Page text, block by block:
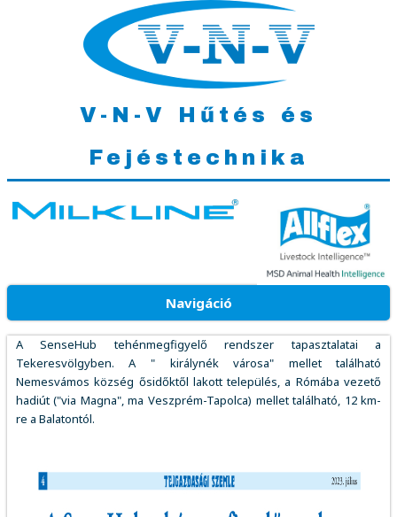
V-N-V Hűtés és
Fejéstechnika
Navigáció
A SenseHub tehénmegfigyelő rendszer tapasztalatai a
Tekeresvölgyben. A " királynék városa" mellet található
Nemesvámos község ősidőktől lakott település, a Rómába vezető
hadiút ("via Magna", ma Veszprém-Tapolca) mellet található, 12 km-
re a Balatontól.